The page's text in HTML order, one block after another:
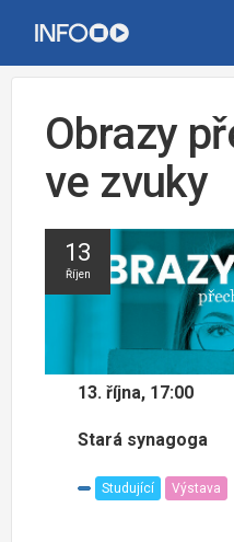
Obrazy
ve zvuky
13
Říjen
13. října, 17:00
Stará synagoga
Studující Výstava